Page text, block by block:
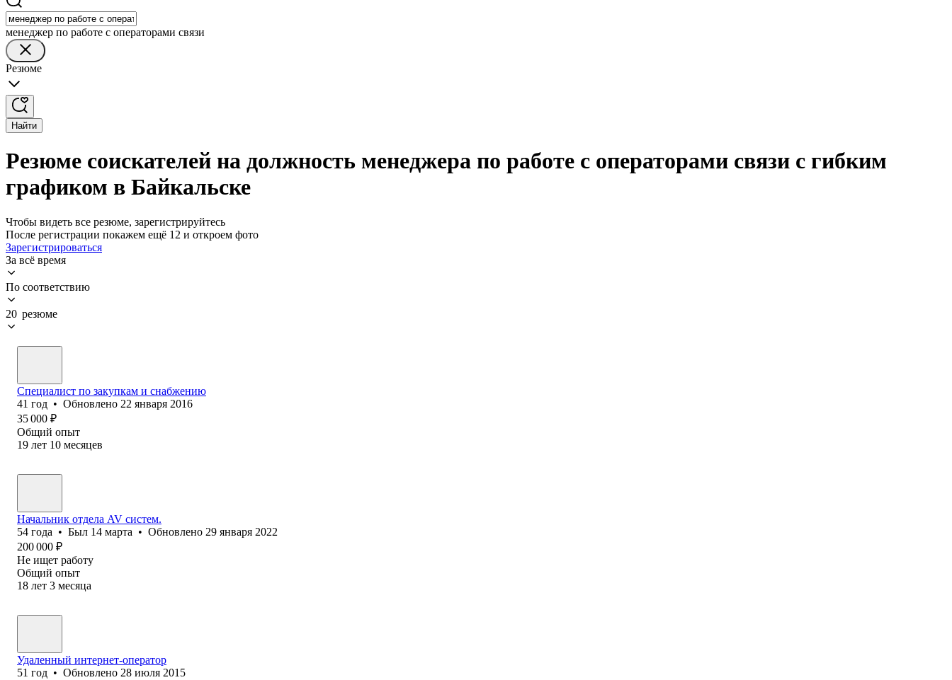
менеджер по работе с операторами связи
Резюме
Найти
Резюме соискателей на должность менеджера по работе с операторами связи с гибким
графиком в Байкальске
Чтобы видеть все резюме, зарегистрируйтесь
После регистрации покажем ещё 12 и откроем фото
Зарегистрироваться
За всё время
По соответствию
20 резюме
Специалист по закупкам и снабжению
41 год • Обновлено 22 января 2016
35 000 ₽
Общий опыт
19 лет 10 месяцев
Начальник отдела AV систем.
54 года • Был 14 марта • Обновлено 29 января 2022
200 000 ₽
Не ищет работу
Общий опыт
18 лет 3 месяца
Удаленный интернет-оператор
51 год • Обновлено 28 июля 2015